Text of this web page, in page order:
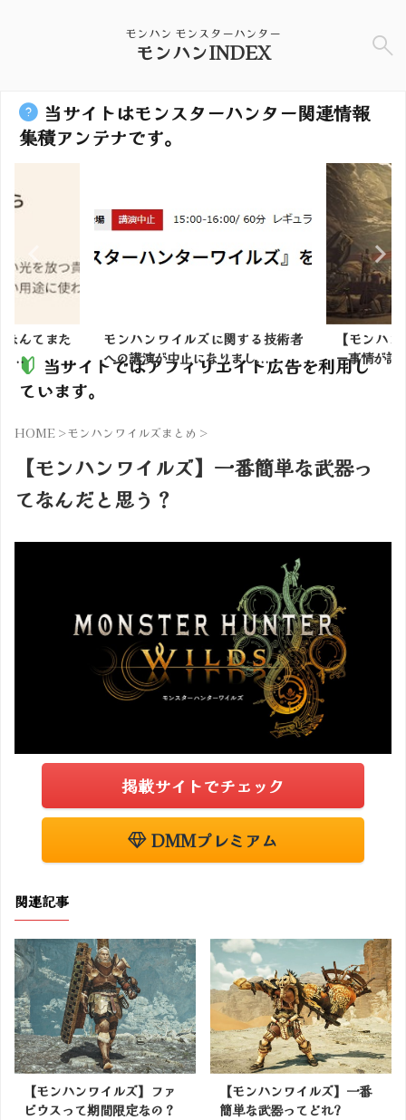
モンハン モンスターハンター
モンハンINDEX
当サイトはモンスターハンター関連情報
集積アンテナです。
んてまた
...
モンハンワイルズに関する技術者
への講演が中止になりまし...
【モンハ
ー事情が話
当サイトではアフィリエイト広告を利用し
ています。
HOME >モンハンワイルズまとめ >
【モンハンワイルズ】一番簡単な武器っ
てなんだと思う？
掲載サイトでチェック
DMMプレミアム
関連記事
【モンハンワイルズ】ファ
ビウスって期間限定なの？
【モンハンワイルズ】一番
簡単な武器ってどれ?